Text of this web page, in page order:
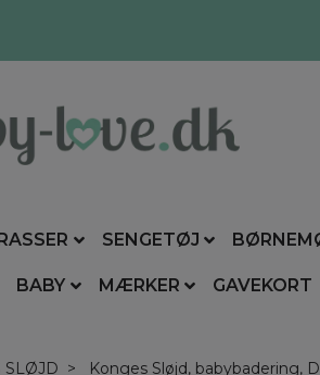
SENGETØJ
BABY MÆRKER GAVEKORT
SLØJD Konges Sløjd, babybadering,